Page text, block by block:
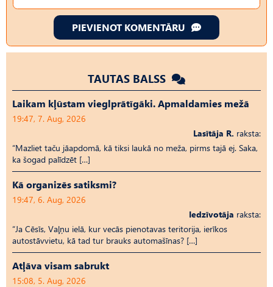
PIEVIENOT KOMENTĀRU
TAUTAS BALSS
Laikam kļūstam vieglprātīgāki. Apmaldamies mežā
19:47, 7. Aug, 2026
Lasītāja R. raksta:
“Mazliet taču jāapdomā, kā tiksi laukā no meža, pirms tajā ej. Saka,
ka šogad palīdzēt […]
Kā organizēs satiksmi?
19:47, 6. Aug, 2026
Iedzīvotāja raksta:
“Ja Cēsīs, Vaļņu ielā, kur vecās pienotavas teritorija, ierīkos
autostāvvietu, kā tad tur brauks automašīnas? […]
Atļāva visam sabrukt
15:08, 5. Aug, 2026